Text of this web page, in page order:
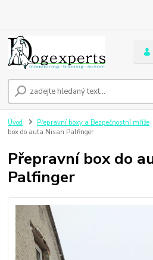
Úvod Přepravní boxy a Bezpečnostní mříže
box do auta Nisan Palfinger
Přepravní box do
Palfinger